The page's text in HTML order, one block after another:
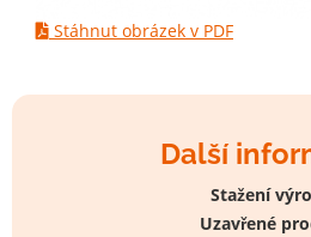
Další
Stažení
Uzavřené
Stáhnut obrázek v PDF